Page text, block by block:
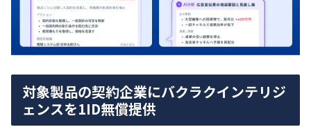
対象製品の契約企業にバクラクインテリジ
ェンスを1ID無償提供